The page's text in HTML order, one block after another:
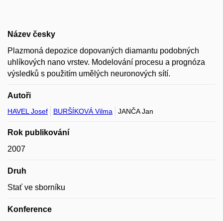
Název česky
Plazmoná depozice dopovaných diamantu podobných
uhlíkových nano vrstev. Modelování procesu a prognóza
výsledků s použitím umělých neuronových sítí.
Autoři
HAVEL Josef BURŠÍKOVÁ Vilma JANČA Jan
Rok publikování
2007
Druh
Stať ve sborníku
Konference